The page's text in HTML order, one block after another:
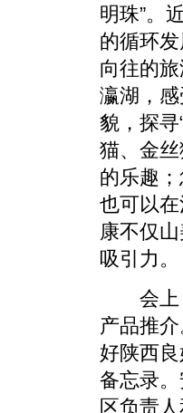
明珠”。
的循环
向往的
瀛湖，
貌，探
猫、金
的乐趣
也可以
康不仅
吸引力。
会上，
产品推
好陕西
备忘录
区负责